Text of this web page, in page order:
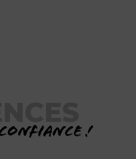
!